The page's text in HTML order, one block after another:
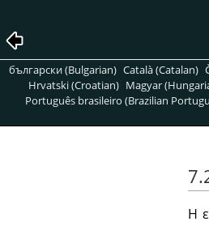
български (Bulgarian) Català (Catalan)
Hrvatski (Croatian) Magyar
Português brasileiro (Brazilian
Η